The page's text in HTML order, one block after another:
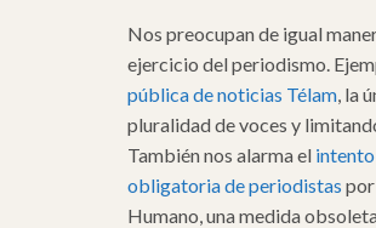
Nos preocupan de igual
ejercicio del periodismo.
pública de noticias Télam, la
pluralidad de voces y
También nos alarma el
obligatoria de periodistas
Humano, una medida